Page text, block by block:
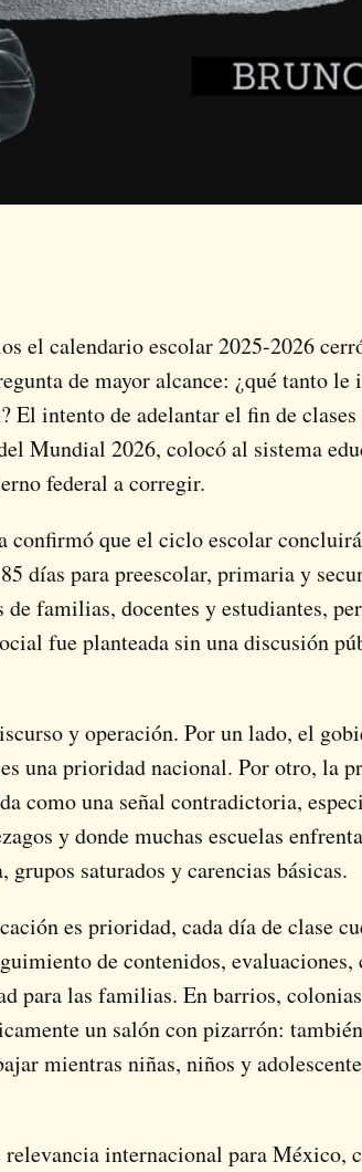
el calendario escolar 2025-2026
de mayor alcance: ¿qué tanto le
El intento de adelantar el fin de
Mundial 2026, colocó al sistema
federal a corregir.
confirmó que el ciclo escolar
días para preescolar, primaria y
familias, docentes y estudiantes,
fue planteada sin una discusión
y operación. Por un lado, el
una prioridad nacional. Por otro, la
como una señal contradictoria,
y donde muchas escuelas
saturados y carencias básicas.
es prioridad, cada día de clase
de contenidos, evaluaciones,
para las familias. En barrios,
un salón con pizarrón:
mientras niñas, niños y
internacional para México,